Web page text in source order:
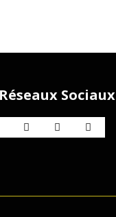
Réseaux Sociaux